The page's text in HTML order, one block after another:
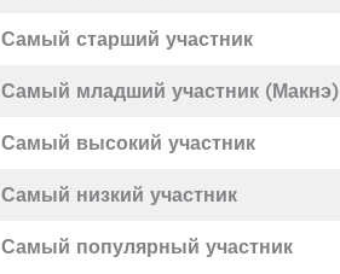
Самый старший участник
Самый младший участник (Макнэ)
Самый высокий участник
Самый низкий участник
Самый популярный участник